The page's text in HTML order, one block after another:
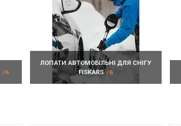
6
ЛОПАТИ АВТОМОБІЛЬНІ ДЛЯ СНІГУ
FISKARS
6